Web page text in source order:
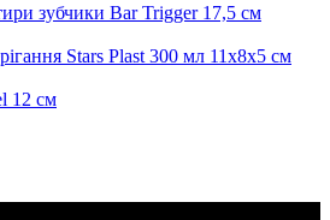
зубчики Bar Trigger 17,5 см
Stars Plast 300 мл 11х8х5 см
12 см